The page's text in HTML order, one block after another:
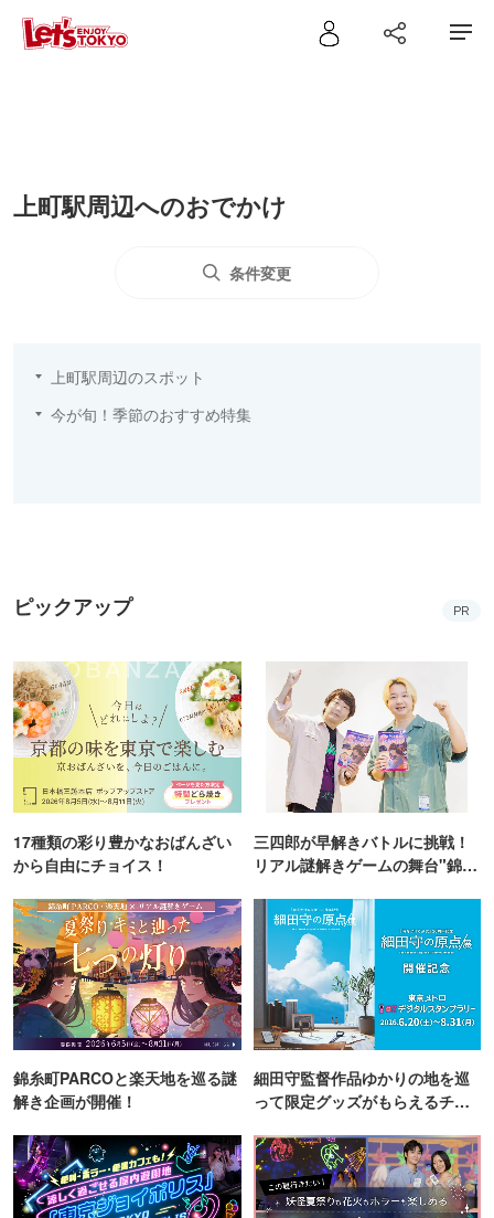
上町駅周辺へのおでかけ
条件変更
上町駅周辺のスポット
今が旬！季節のおすすめ特集
ピックアップ PR
17種類の彩り豊かなおばんざい
から自由にチョイス！
三四郎が早解きバトルに挑戦！
リアル謎解きゲームの舞台"錦糸
錦糸町PARCOと楽天地を巡る謎
解き企画が開催！
細田守監督作品ゆかりの地を巡
って限定グッズがもらえるチャ